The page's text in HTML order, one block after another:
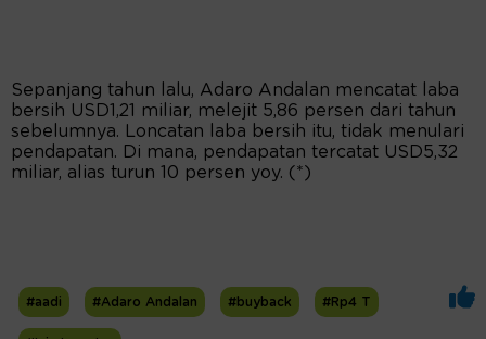
Sepanjang tahun lalu, Adaro Andalan mencatat laba
bersih USD1,21 miliar, melejit 5,86 persen dari tahun
sebelumnya. Loncatan laba bersih itu, tidak menulari
pendapatan. Di mana, pendapatan tercatat USD5,32
miliar, alias turun 10 persen yoy. (*)
#aadi #Adaro Andalan #buyback #Rp4 T